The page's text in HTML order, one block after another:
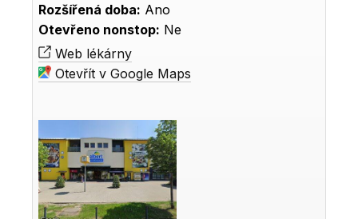
Rozšířená doba: Ano
Otevřeno nonstop: Ne
Web lékárny
Otevřít v Google Maps